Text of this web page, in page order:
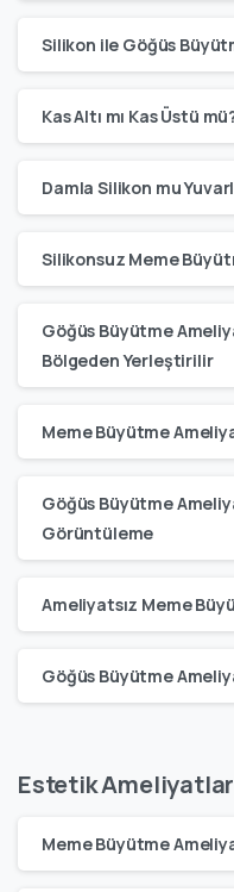
Silikon ile Göğüs
Kas Altı mı Kas Üstü
Damla Silikon mu
Silikonsuz Meme
Göğüs Büyütme
Bölgeden Yerleştirilir
Meme Büyütme
Göğüs Büyütme
Görüntüleme
Ameliyatsız Meme
Göğüs Büyütme
Estetik Ameliyatlar
Meme Büyütme